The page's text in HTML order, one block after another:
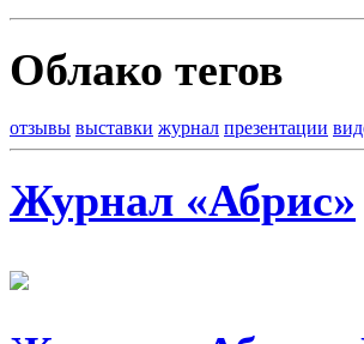
Облако тегов
отзывы выставки журнал презентации
Журнал «Абрис»